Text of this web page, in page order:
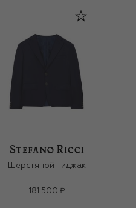
Шерстяной пиджак
181 500 ₽